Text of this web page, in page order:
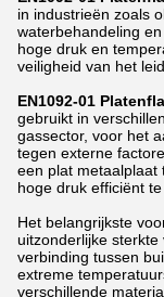
in industrieën zoals
waterbehandeling
hoge druk en
veiligheid van het
EN1092-01
gebruikt in
gassector, voor het
tegen externe
een plat metaalplaat
hoge druk efficiënt te
Het belangrijkste
uitzonderlijke
verbinding tussen
extreme
verschillende